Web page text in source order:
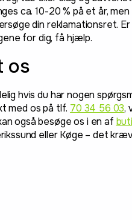
ca. 10-20 % på et år,
din reklamationsret.
for dig, få hjælp.
os
hvis du har nogen
med os på tlf. 70 34 56 03,
også besøge os i en af
eller Køge – det